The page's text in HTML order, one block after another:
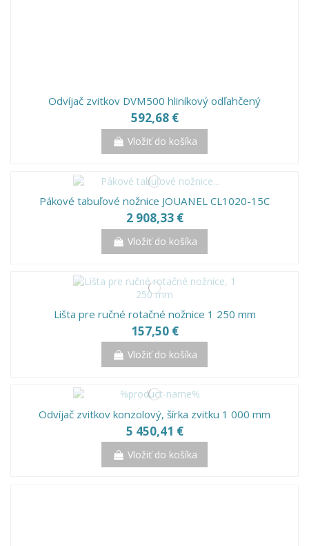
Odvíjač zvitkov DVM500 hliníkový odľahčený
592,68 €
Vložiť do košíka
Pákové tabuľové nožnice JOUANEL CL1020-15C
2 908,33 €
Vložiť do košíka
Lišta pre ručné rotačné nožnice 1 250 mm
157,50 €
Vložiť do košíka
Odvíjač zvitkov konzolový, šírka zvitku 1 000 mm
5 450,41 €
Vložiť do košíka